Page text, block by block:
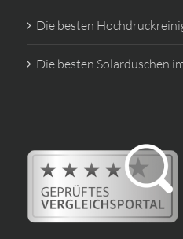
Die besten
Die besten Solarduschen